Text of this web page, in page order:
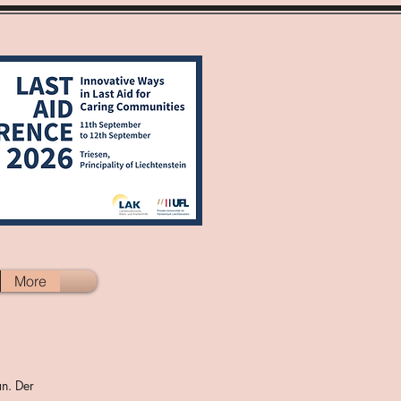
More
Der